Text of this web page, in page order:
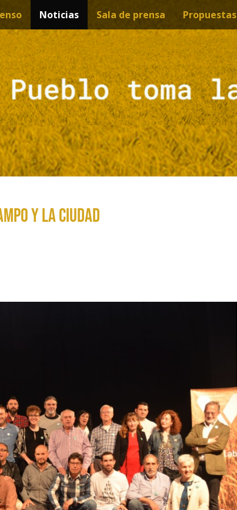
Noticias Sala de prensa Propuestas
y la ciudad